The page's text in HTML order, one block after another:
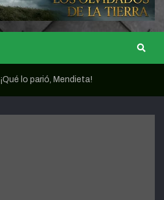
¡Qué lo parió, Mendieta!